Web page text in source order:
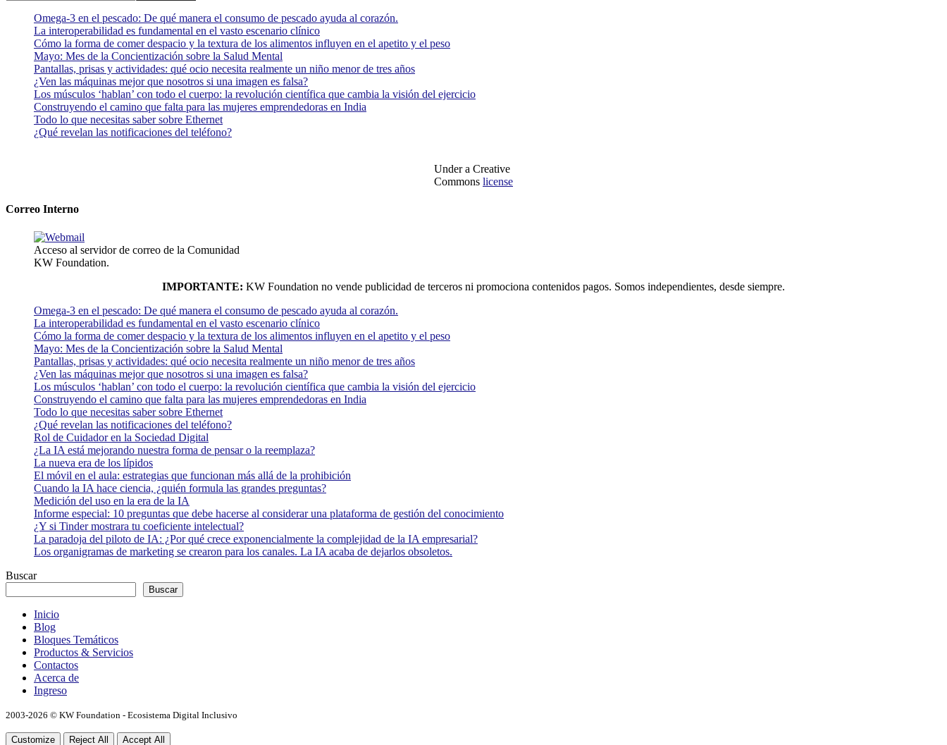
Omega-3 en el pescado: De qué manera el consumo de pescado ayuda al corazón.
La interoperabilidad es fundamental en el vasto escenario clínico
Cómo la forma de comer despacio y la textura de los alimentos influyen en el apetito y el peso
Mayo: Mes de la Concientización sobre la Salud Mental
Pantallas, prisas y actividades: qué ocio necesita realmente un niño menor de tres años
¿Ven las máquinas mejor que nosotros si una imagen es falsa?
Los músculos ‘hablan’ con todo el cuerpo: la revolución científica que cambia la visión del ejercicio
Construyendo el camino que falta para las mujeres emprendedoras en India
Todo lo que necesitas saber sobre Ethernet
¿Qué revelan las notificaciones del teléfono?
Under a Creative
Commons license
Correo Interno
Acceso al servidor de correo de la Comunidad
KW Foundation.
IMPORTANTE: KW Foundation no vende publicidad de terceros ni promociona contenidos pagos. Somos independientes, desde siempre.
Omega-3 en el pescado: De qué manera el consumo de pescado ayuda al corazón.
La interoperabilidad es fundamental en el vasto escenario clínico
Cómo la forma de comer despacio y la textura de los alimentos influyen en el apetito y el peso
Mayo: Mes de la Concientización sobre la Salud Mental
Pantallas, prisas y actividades: qué ocio necesita realmente un niño menor de tres años
¿Ven las máquinas mejor que nosotros si una imagen es falsa?
Los músculos ‘hablan’ con todo el cuerpo: la revolución científica que cambia la visión del ejercicio
Construyendo el camino que falta para las mujeres emprendedoras en India
Todo lo que necesitas saber sobre Ethernet
¿Qué revelan las notificaciones del teléfono?
Rol de Cuidador en la Sociedad Digital
¿La IA está mejorando nuestra forma de pensar o la reemplaza?
La nueva era de los lípidos
El móvil en el aula: estrategias que funcionan más allá de la prohibición
Cuando la IA hace ciencia, ¿quién formula las grandes preguntas?
Medición del uso en la era de la IA
Informe especial: 10 preguntas que debe hacerse al considerar una plataforma de gestión del conocimiento
¿Y si Tinder mostrara tu coeficiente intelectual?
La paradoja del piloto de IA: ¿Por qué crece exponencialmente la complejidad de la IA empresarial?
Los organigramas de marketing se crearon para los canales. La IA acaba de dejarlos obsoletos.
Buscar
Buscar
Inicio
Blog
Bloques Temáticos
Productos & Servicios
Contactos
Acerca de
Ingreso
2003-2026 © KW Foundation - Ecosistema Digital Inclusivo
Customize Reject All Accept All